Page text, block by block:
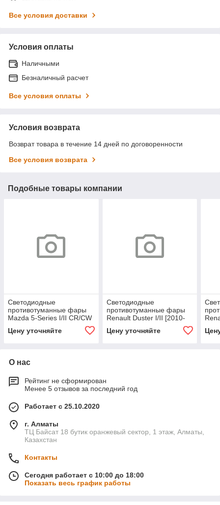
Все условия доставки
Условия оплаты
Наличными
Безналичный расчет
Все условия оплаты
Условия возврата
Возврат товара в течение 14 дней по договоренности
Все условия возврата
Подобные товары компании
Светодиодные
противотуманные фары
Mazda 5-Series I/II CR/CW
Цену уточняйте
Светодиодные
противотуманные фары
Renault Duster I/II [2010-
Цену уточняйте
О нас
Рейтинг не сформирован
Менее 5 отзывов за последний год
Работает с 25.10.2020
г. Алматы
ТЦ Байсат 18 бутик оранжевый сектор, 1 этаж, Алматы,
Казахстан
Контакты
Сегодня работает с 10:00 до 18:00
Показать весь график работы